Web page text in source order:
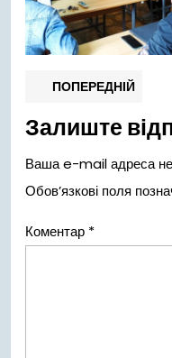
Навігація
записів
ПОПЕРЕДНІЙ
Залиште
Ваша e-mail адреса
Обов’язкові поля
Коментар *